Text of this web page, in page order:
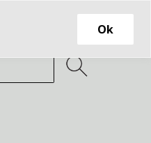
Ok